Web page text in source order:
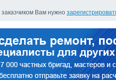
заказчиком Вам нужно